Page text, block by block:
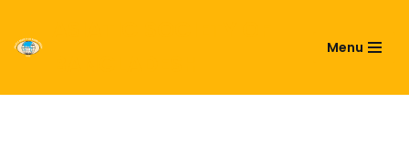
Skip
content
Menu